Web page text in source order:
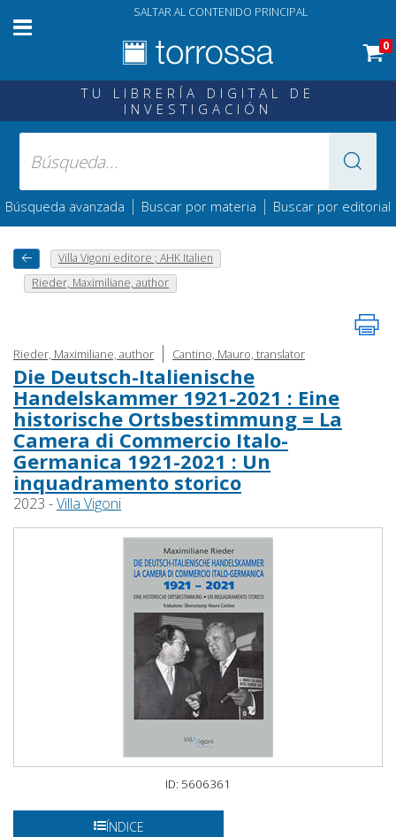
SALTAR AL CONTENIDO PRINCIPAL
0
TU LIBRERÍA DIGITAL DE
INVESTIGACIÓN
Búsqueda avanzada | Buscar por materia | Buscar por editorial
Villa Vigoni editore ; AHK Italien
Rieder, Maximiliane, author
Rieder, Maximiliane, author | Cantino, Mauro, translator
Die Deutsch-Italienische
Handelskammer 1921-2021 : Eine
historische Ortsbestimmung = La
Camera di Commercio Italo-
Germanica 1921-2021 : Un
inquadramento storico
2023 -Villa Vigoni
ID: 5606361
ÍNDICE